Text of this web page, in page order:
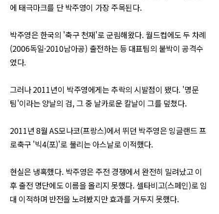
에 태극마크를 단 박주영이 가장 주목된다.
박주영은 한국의 '축구 천재'로 군림해왔다.월드컵에도 두 차례
(2006독일·2010남아공) 출전하는 등 대표팀의 붙박이 공격수
였다.
그러나2011년이 박주영에게는 추락의 시발점이 됐다. '명문
팀'이라는 양날의 검, 그 중 날카로운 칼날이 그를 덮쳤다.
2011년8월AS모나코(프랑스)에서 뛰던 박주영은 잉글랜드 프
로축구 '빅4(포)'로 불리는 아스날로 이적했다.
현실은 냉혹했다. 박주영은 주전 경쟁에서 완전히 밀려났고 이
후 출전 명단에도 이름을 올리지 못했다. 셀타비고(스페인)로 임
대 이적하며 반전을 노려봤지만 효과를 거두지 못했다.